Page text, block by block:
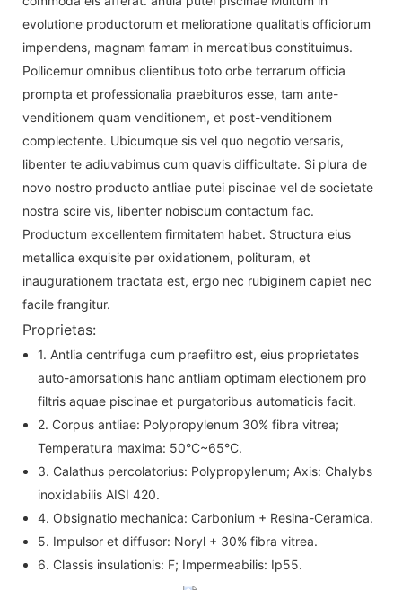
evolutione productorum et melioratione qualitatis officiorum
impendens, magnam famam in mercatibus constituimus.
Pollicemur omnibus clientibus toto orbe terrarum officia
prompta et professionalia praebituros esse, tam ante-
venditionem quam venditionem, et post-venditionem
complectente. Ubicumque sis vel quo negotio versaris,
libenter te adiuvabimus cum quavis difficultate. Si plura de
novo nostro producto antliae putei piscinae vel de societate
nostra scire vis, libenter nobiscum contactum fac.
Productum excellentem firmitatem habet. Structura eius
metallica exquisite per oxidationem, polituram, et
inaugurationem tractata est, ergo nec rubiginem capiet nec
facile frangitur.
Proprietas:
1. Antlia centrifuga cum praefiltro est, eius proprietates
auto-amorsationis hanc antliam optimam electionem pro
filtris aquae piscinae et purgatoribus automaticis facit.
2. Corpus antliae: Polypropylenum 30% fibra vitrea;
Temperatura maxima: 50°C~65°C.
3. Calathus percolatorius: Polypropylenum; Axis: Chalybs
inoxidabilis AISI 420.
4. Obsignatio mechanica: Carbonium + Resina-Ceramica.
5. Impulsor et diffusor: Noryl + 30% fibra vitrea.
6. Classis insulationis: F; Impermeabilis: Ip55.